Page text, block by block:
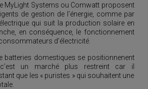
MyLight Systems ou Comwatt proposent
de gestion de l’énergie, comme par
qui suit la production solaire en
en conséquence, le fonctionnement
d’électricité.
batteries domestiques se positionnenent
un marché plus restreint car il
que les « puristes » qui souhaitent une